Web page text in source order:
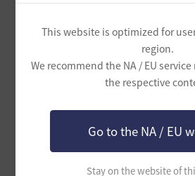
This website is optimized for
region.
We recommend the NA / EU
the respective
Go to the NA / EU
Stay on the website of
こちらは・・・重帆船の種類を解